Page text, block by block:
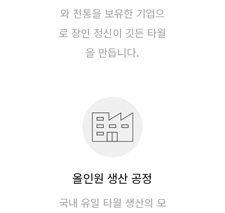
와 전통을 보유한 기업으
로 장인 정신이 깃든 타월
을 만듭니다.
올인원 생산 공정
국내 유일 타월 생산의 모